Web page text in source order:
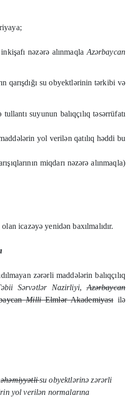
nəzərə alınmaqla Azərbaycan
qarışdığı su obyektlərinin tərkibi və
suyunun balıqçılıq təsərrüfatı
yol verilən qatılıq həddi bu
miqdarı nəzərə alınmaqla)
icazəyə yenidən baxılmalıdır.
zərərli maddələrin balıqçılıq
Sərvətlər Nazirliyi,Azərbaycan
Milli Elmlər Akademiyasıilə
əhəmiyyətlisu obyektlərinə zərərli
yol verilən normalarına